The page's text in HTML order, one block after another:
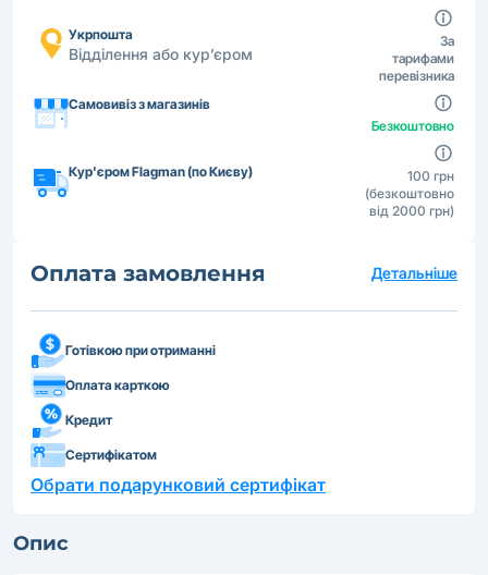
Укрпошта
Відділення або кур’єром
За
тарифами
перевізника
Самовивіз з магазинів
Безкоштовно
Кур'єром Flagman (по Києву)
100 грн
(безкоштовно
від 2000 грн)
Оплата замовлення Детальніше
Готівкою при отриманні
Оплата карткою
Кредит
Сертифікатом
Обрати подарунковий сертифікат
Опис